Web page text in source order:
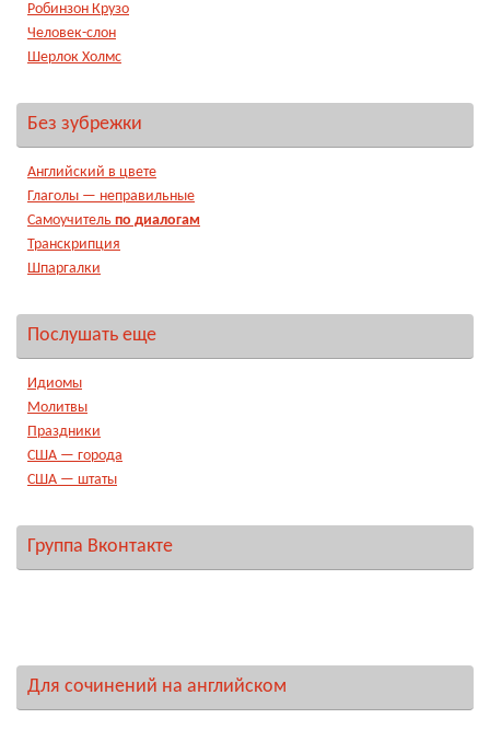
Робинзон Крузо
Человек-слон
Шерлок Холмс
Без зубрежки
Английский в цвете
Глаголы — неправильные
Самоучитель по диалогам
Транскрипция
Шпаргалки
Послушать еще
Идиомы
Молитвы
Праздники
США — города
США — штаты
Группа Вконтакте
Для сочинений на английском